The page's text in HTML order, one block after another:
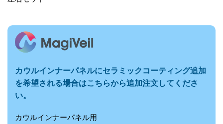
カウルインナーパネルにセラミックコーティング追加
を希望される場合はこちらから追加注文してくださ
い。
カウルインナーパネル用